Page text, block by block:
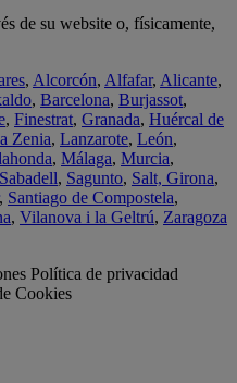
de su website o, físicamente,
, Alcorcón, Alfafar, Alicante,
, Barcelona, Burjassot,
, Finestrat, Granada, Huércal de
Zenia, Lanzarote, León,
, Málaga, Murcia,
Sabadell, Sagunto, Salt, Girona,
, Santiago de Compostela,
, Vilanova i la Geltrú, Zaragoza
Política de privacidad
Cookies